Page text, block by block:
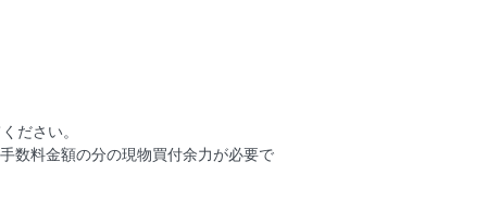
ださい。
数料金額の分の現物買付余力が必要で